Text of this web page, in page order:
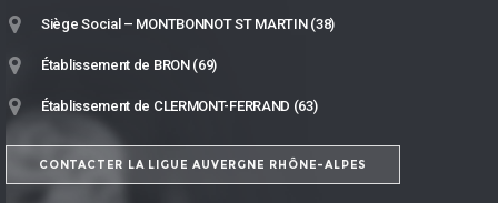
Siège Social – MONTBONNOT ST MARTIN (38)
Établissement de BRON (69)
Établissement de CLERMONT-FERRAND (63)
CONTACTER LA LIGUE AUVERGNE RHÔNE-ALPES